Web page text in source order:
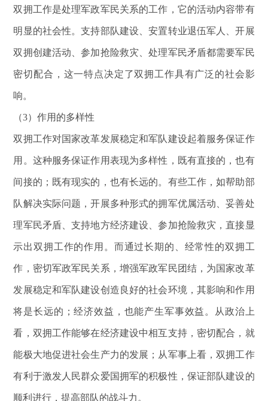
双拥工作是处理军政军民关系的工作，它的活动内容带有
明显的社会性。支持部队建设、安置转业退伍军人、开展
双拥创建活动、参加抢险救灾、处理军民矛盾都需要军民
密切配合，这一特点决定了双拥工作具有广泛的社会影
响。
（3）作用的多样性
双拥工作对国家改革发展稳定和军队建设起着服务保证作
用。这种服务保证作用表现为多样性，既有直接的，也有
间接的；既有现实的，也有长远的。有些工作，如帮助部
队解决实际问题，开展多种形式的拥军优属活动、妥善处
理军民矛盾、支持地方经济建设、参加抢险救灾，直接显
示出双拥工作的作用。而通过长期的、经常性的双拥工
作，密切军政军民关系，增强军政军民团结，为国家改革
发展稳定和军队建设创造良好的社会环境，其影响和作用
将是长远的；经济效益，也能产生军事效益。从政治上
看，双拥工作能够在经济建设中相互支持，密切配合，就
能极大地促进社会生产力的发展；从军事上看，双拥工作
有利于激发人民群众爱国拥军的积极性，保证部队建设的
顺利进行，提高部队的战斗力。